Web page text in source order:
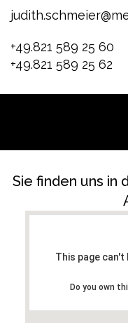
+49.821 589 25 60
+49.821 589 25 62
Sie finden uns in
This page
Do you own